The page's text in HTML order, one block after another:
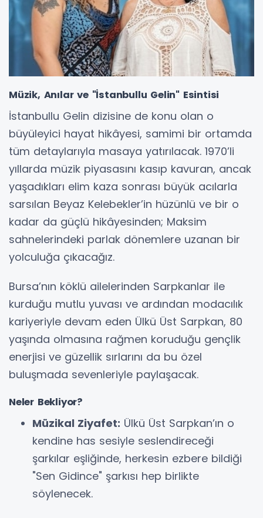
Müzik, Anılar ve "İstanbullu Gelin" Esintisi
İstanbullu Gelin dizisine de konu olan o
büyüleyici hayat hikâyesi, samimi bir ortamda
tüm detaylarıyla masaya yatırılacak. 1970’li
yıllarda müzik piyasasını kasıp kavuran, ancak
yaşadıkları elim kaza sonrası büyük acılarla
sarsılan Beyaz Kelebekler’in hüzünlü ve bir o
kadar da güçlü hikâyesinden; Maksim
sahnelerindeki parlak dönemlere uzanan bir
yolculuğa çıkacağız.
Bursa’nın köklü ailelerinden Sarpkanlar ile
kurduğu mutlu yuvası ve ardından modacılık
kariyeriyle devam eden Ülkü Üst Sarpkan, 80
yaşında olmasına rağmen koruduğu gençlik
enerjisi ve güzellik sırlarını da bu özel
buluşmada sevenleriyle paylaşacak.
Neler Bekliyor?
Müzikal Ziyafet: Ülkü Üst Sarpkan’ın o
kendine has sesiyle seslendireceği
şarkılar eşliğinde, herkesin ezbere bildiği
"Sen Gidince" şarkısı hep birlikte
söylenecek.